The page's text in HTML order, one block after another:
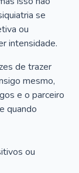
se
ou
intensidade.
de trazer
mesmo,
e o parceiro
quando
ou